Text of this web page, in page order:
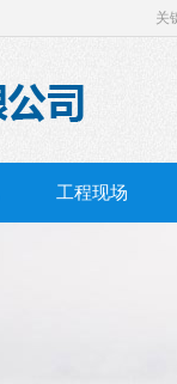
关
工程现场